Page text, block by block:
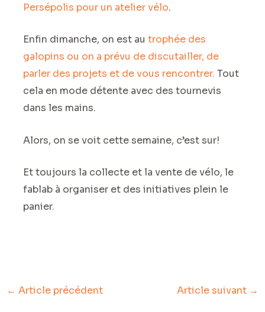
Persépolis pour un atelier vélo.
Enfin dimanche, on est au trophée des
galopins ou on a prévu de discutailler, de
parler des projets et de vous rencontrer. Tout
cela en mode détente avec des tournevis
dans les mains.
Alors, on se voit cette semaine, c’est sur!
Et toujours la collecte et la vente de vélo, le
fablab à organiser et des initiatives plein le
panier.
← Article précédent Article suivant →